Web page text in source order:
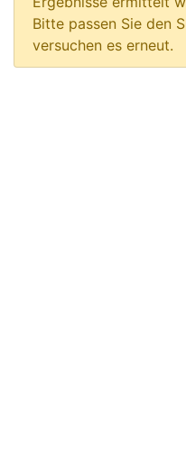
Bitte passen Sie den
versuchen es erneut.